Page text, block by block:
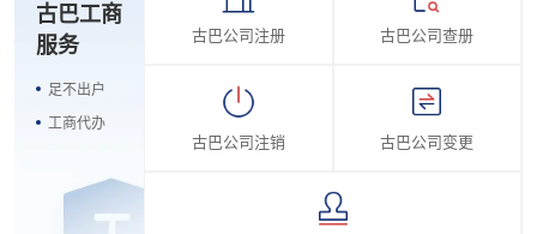
古巴工商
服务
足不出户
工商代办
古巴公司注册 古巴公司查册
古巴公司注销 古巴公司变更